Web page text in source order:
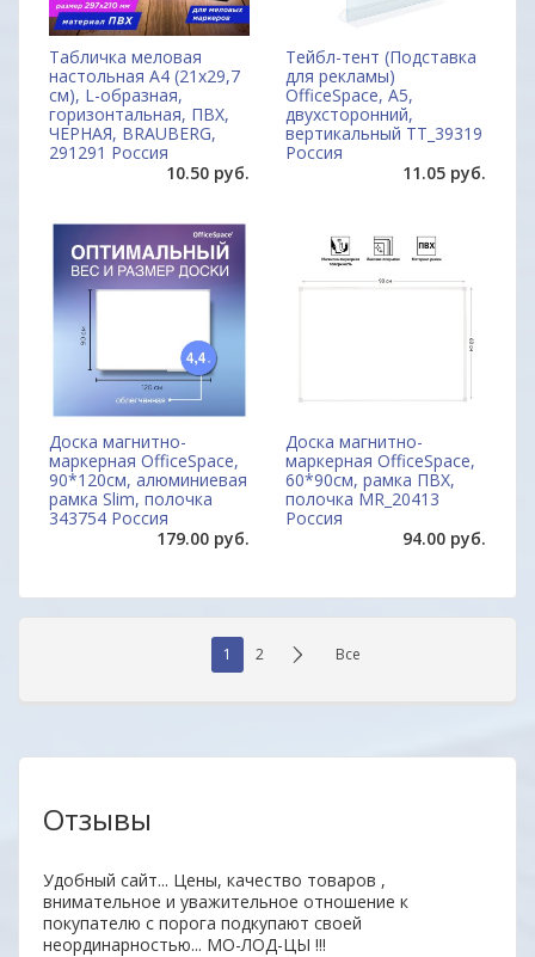
Табличка меловая
настольная А4 (21x29,7
см), L-образная,
горизонтальная, ПВХ,
ЧЕРНАЯ, BRAUBERG,
291291 Россия
10.50 руб.
Тейбл-тент (Подставка
для рекламы)
OfficeSpace, А5,
двухсторонний,
вертикальный TT_39319
Россия
11.05 руб.
Доска магнитно-
маркерная OfficeSpace,
90*120см, алюминиевая
рамка Slim, полочка
343754 Россия
179.00 руб.
Доска магнитно-
маркерная OfficeSpace,
60*90см, рамка ПВХ,
полочка MR_20413
Россия
94.00 руб.
1 2 Все
Отзывы
Удобный сайт... Цены, качество товаров ,
внимательное и уважительное отношение к
покупателю с порога подкупают своей
неординарностью... МО-ЛОД-ЦЫ !!!